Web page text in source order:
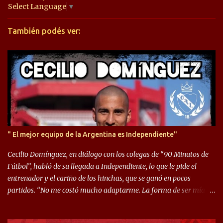
a
r
i
s
Select Language ▼
También podés ver:
" El mejor equipo de la Argentina es Independiente"
Cecilio Domínguez, en diálogo con los colegas de “90 Minutos de
Fútbol”, habló de su llegada a Independiente, lo que le pide el
entrenador y el cariño de los hinchas, que se ganó en pocos
partidos. “No me costó mucho adaptarme. La forma de ser mía